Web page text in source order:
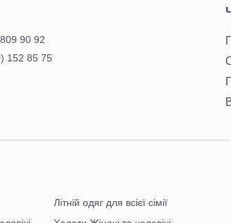
90 92
152 85 75
Літній одяг для всієї сімії